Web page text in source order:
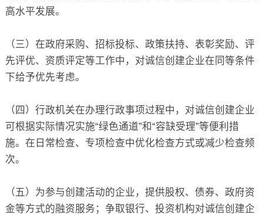
高水平发展。
（三）在政府采购、招标投标、政策扶持、表彰奖励、评
先评优、资质评定等工作中，对诚信创建企业在同等条件
下给予优先考虑。
（四）行政机关在办理行政事项过程中，对诚信创建企业
可根据实际情况实施“绿色通道”和“容缺受理”等便利措
施。在日常检查、专项检查中优化检查方式或减少检查频
次。
（五）为参与创建活动的企业，提供股权、债券、政府资
金等方式的融资服务；争取银行、投资机构对诚信创建企